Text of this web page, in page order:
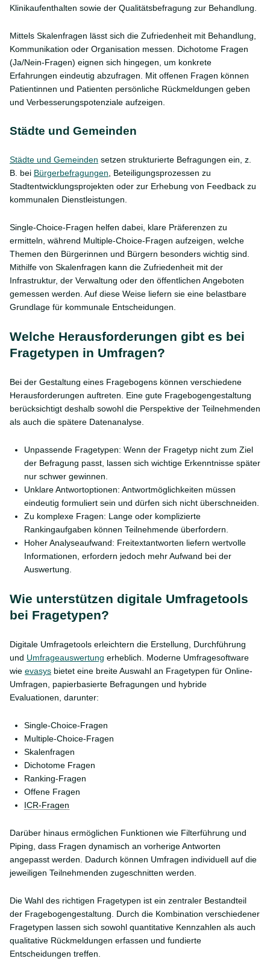
Klinikaufenthalten sowie der Qualitätsbefragung zur Behandlung.
Mittels Skalenfragen lässt sich die Zufriedenheit mit Behandlung,
Kommunikation oder Organisation messen. Dichotome Fragen
(Ja/Nein-Fragen) eignen sich hingegen, um konkrete
Erfahrungen eindeutig abzufragen. Mit offenen Fragen können
Patientinnen und Patienten persönliche Rückmeldungen geben
und Verbesserungspotenziale aufzeigen.
Städte und Gemeinden
Städte und Gemeinden setzen strukturierte Befragungen ein, z.
B. bei Bürgerbefragungen , Beteiligungsprozessen zu
Stadtentwicklungsprojekten oder zur Erhebung von Feedback zu
kommunalen Dienstleistungen.
Single-Choice-Fragen helfen dabei, klare Präferenzen zu
ermitteln, während Multiple-Choice-Fragen aufzeigen, welche
Themen den Bürgerinnen und Bürgern besonders wichtig sind.
Mithilfe von Skalenfragen kann die Zufriedenheit mit der
Infrastruktur, der Verwaltung oder den öffentlichen Angeboten
gemessen werden. Auf diese Weise liefern sie eine belastbare
Grundlage für kommunale Entscheidungen.
Welche Herausforderungen gibt es bei
Fragetypen in Umfragen?
Bei der Gestaltung eines Fragebogens können verschiedene
Herausforderungen auftreten. Eine gute Fragebogengestaltung
berücksichtigt deshalb sowohl die Perspektive der Teilnehmenden
als auch die spätere Datenanalyse.
Unpassende Fragetypen: Wenn der Fragetyp nicht zum Ziel
der Befragung passt, lassen sich wichtige Erkenntnisse später
nur schwer gewinnen.
Unklare Antwortoptionen: Antwortmöglichkeiten müssen
eindeutig formuliert sein und dürfen sich nicht überschneiden.
Zu komplexe Fragen: Lange oder komplizierte
Rankingaufgaben können Teilnehmende überfordern.
Hoher Analyseaufwand: Freitextantworten liefern wertvolle
Informationen, erfordern jedoch mehr Aufwand bei der
Auswertung.
Wie unterstützen digitale Umfragetools
bei Fragetypen?
Digitale Umfragetools erleichtern die Erstellung, Durchführung
und Umfrageauswertung erheblich. Moderne Umfragesoftware
wie evasys bietet eine breite Auswahl an Fragetypen für Online-
Umfragen, papierbasierte Befragungen und hybride
Evaluationen, darunter:
Single-Choice-Fragen
Multiple-Choice-Fragen
Skalenfragen
Dichotome Fragen
Ranking-Fragen
Offene Fragen
ICR-Fragen
Darüber hinaus ermöglichen Funktionen wie Filterführung und
Piping, dass Fragen dynamisch an vorherige Antworten
angepasst werden. Dadurch können Umfragen individuell auf die
jeweiligen Teilnehmenden zugeschnitten werden.
Die Wahl des richtigen Fragetypen ist ein zentraler Bestandteil
der Fragebogengestaltung. Durch die Kombination verschiedener
Fragetypen lassen sich sowohl quantitative Kennzahlen als auch
qualitative Rückmeldungen erfassen und fundierte
Entscheidungen treffen.